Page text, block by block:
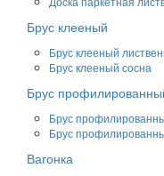
Брус клееный
Брус клееный
Брус клееный сосна
Брус
Брус
Брус
Вагонка